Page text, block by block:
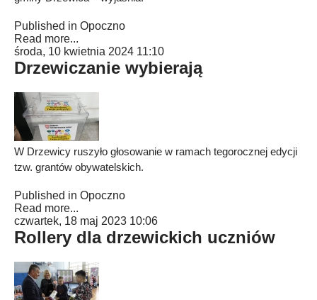
Published in Opoczno
Read more...
środa, 10 kwietnia 2024 11:10
Drzewiczanie wybierają
W Drzewicy ruszyło głosowanie w ramach tegorocznej edycji
tzw. grantów obywatelskich.
Published in Opoczno
Read more...
czwartek, 18 maj 2023 10:06
Rollery dla drzewickich uczniów